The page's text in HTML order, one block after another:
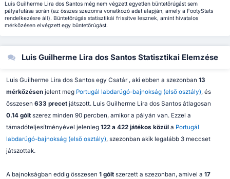
Luis Guilherme Lira dos Santos még nem végzett egyetlen büntetőrúgást sem
pályafutása során (az összes szezonra vonatkozó adat alapján, amely a FootyStats
rendelkezésre áll). Büntetőrúgás statisztikái frissítve lesznek, amint hivatalos
mérkőzésen elvégzett egy büntetőrúgást.
Luis Guilherme Lira dos Santos Statisztikai Elemzése
Luis Guilherme Lira dos Santos egy Csatár , aki ebben a szezonban 13
mérkőzésen jelent meg Portugál labdarúgó-bajnokság (első osztály), és
összesen 633 precetjátszott. Luis Guilherme Lira dos Santos átlagosan
0.14 góltszerez minden 90 percben, amikor a pályán van. Ezzel a
támadóteljesítményével jelenleg 122 a 422 játékos közüla Portugál
labdarúgó-bajnokság (első osztály), szezonban akik legalább 3 meccset
játszottak.
A bajnokságban eddig összesen 1 góltszerzett a szezonban, amivel a 17